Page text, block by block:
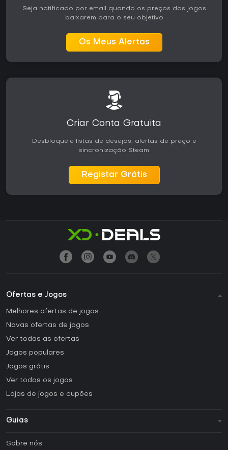
Seja notificado por email quando os preços dos jogos
baixarem para o seu objetivo
Os Meus Alertas
Criar Conta Gratuita
Desbloqueie listas de desejos, alertas de preço e
sincronização Steam
Registar Grátis
Ofertas e Jogos
Melhores ofertas de jogos
Novas ofertas de jogos
Ver todas as ofertas
Jogos populares
Jogos grátis
Ver todos os jogos
Lojas de jogos e cupões
Guias
Sobre nós